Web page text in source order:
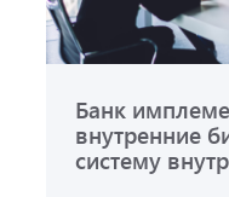
Банк
внутренние
систему